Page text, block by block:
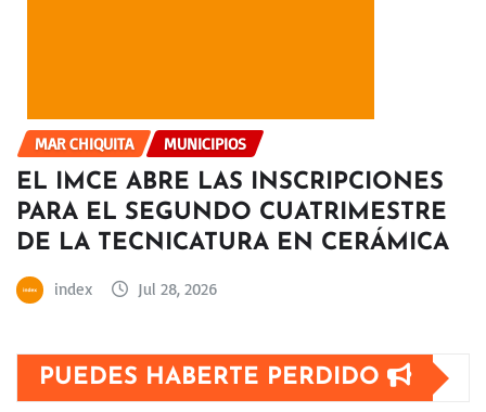
MAR CHIQUITA MUNICIPIOS
EL IMCE ABRE LAS INSCRIPCIONES
PARA EL SEGUNDO CUATRIMESTRE
DE LA TECNICATURA EN CERÁMICA
index Jul 28, 2026
PUEDES HABERTE PERDIDO